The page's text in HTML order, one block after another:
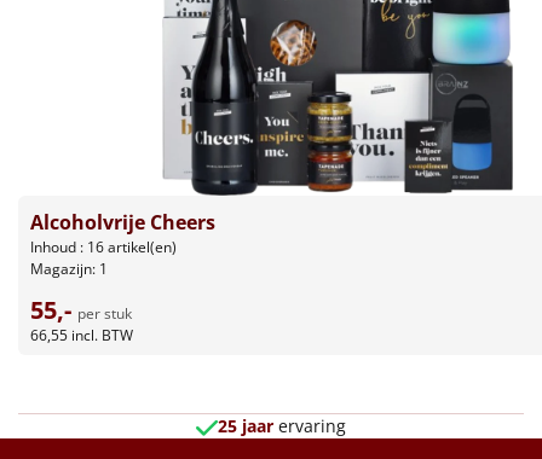
Borrelplank
Warmtekussen
Slowcooker
Deken (fleece plaid)
Alcoholvrije Cheers
Inhoud : 16 artikel(en)
Magazijn: 1
55,- per stuk
66,55 incl. BTW
25 jaar ervaring